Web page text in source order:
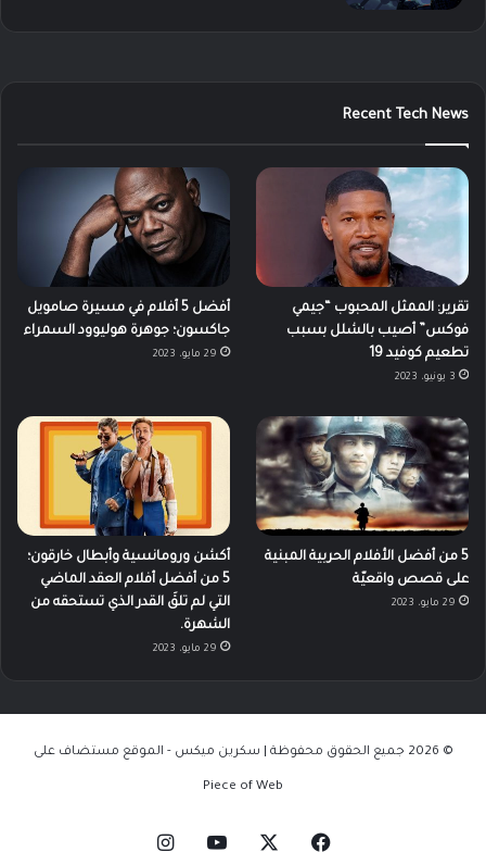
Recent Tech News
تقرير: الممثل المحبوب “جيمي
فوكس” أصيب بالشلل بسبب
تطعيم كوفيد 19
3 يونيو، 2023
أفضل 5 أفلام في مسيرة صامويل
جاكسون؛ جوهرة هوليوود السمراء
29 مايو، 2023
5 من أفضل الأفلام الحربية المبنية
على قصص واقعيّة
29 مايو، 2023
أكشن ورومانسية وأبطال خارقون؛
5 من أفضل أفلام العقد الماضي
التي لم تلقَ القدر الذي تستحقه من
الشهرة.
29 مايو، 2023
© 2026 جميع الحقوق محفوظة | سكرين ميكس - الموقع مستضاف على
Piece of Web
فيسبوك ‫YouTube